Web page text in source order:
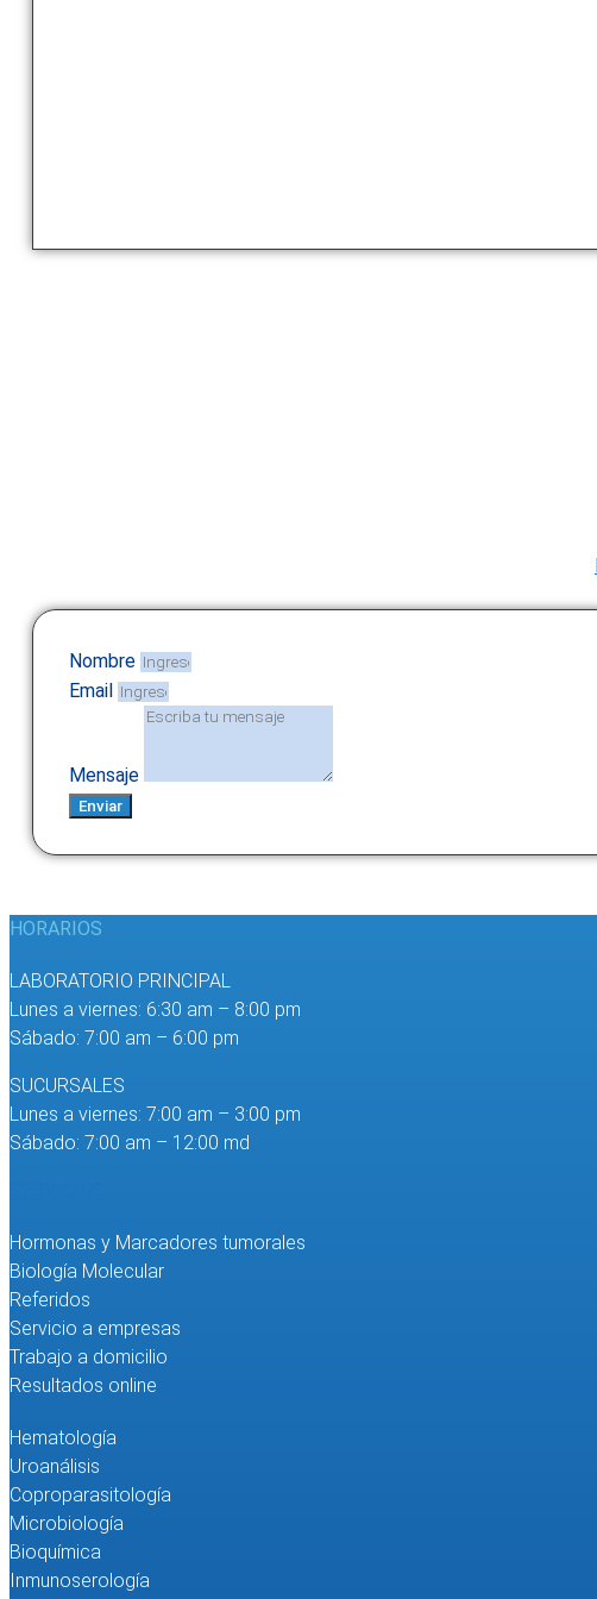
Nombre
Email
Mensaje
Enviar
HORARIOS
LABORATORIO PRINCIPAL
Lunes a viernes: 6:30 am – 8:00 pm
Sábado: 7:00 am – 6:00 pm
SUCURSALES
Lunes a viernes: 7:00 am – 3:00 pm
Sábado: 7:00 am – 12:00 md
Hormonas y Marcadores tumorales
Biología Molecular
Referidos
Servicio a empresas
Trabajo a domicilio
Resultados online
Hematología
Uroanálisis
Coproparasitología
Microbiología
Bioquímica
Inmunoserología